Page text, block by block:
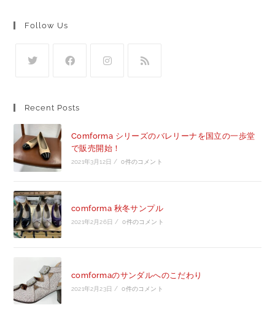
Follow Us
Recent Posts
Comforma シリーズのバレリーナを国立の一歩堂
で販売開始！
2021年3月12日 / 0件のコメント
comforma 秋冬サンプル
2021年2月26日 / 0件のコメント
comformaのサンダルへのこだわり
2021年2月23日 / 0件のコメント